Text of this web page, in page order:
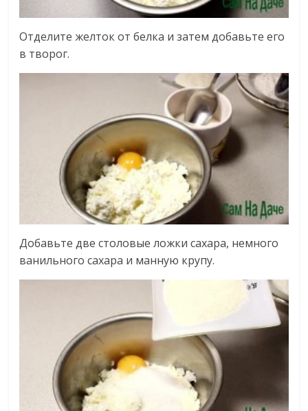
Отделите желток от белка и затем добавьте его
в творог.
Добавьте две столовые ложки сахара, немного
ванильного сахара и манную крупу.